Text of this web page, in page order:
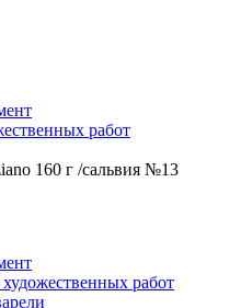
работ
160 г /сальвия №13
работ